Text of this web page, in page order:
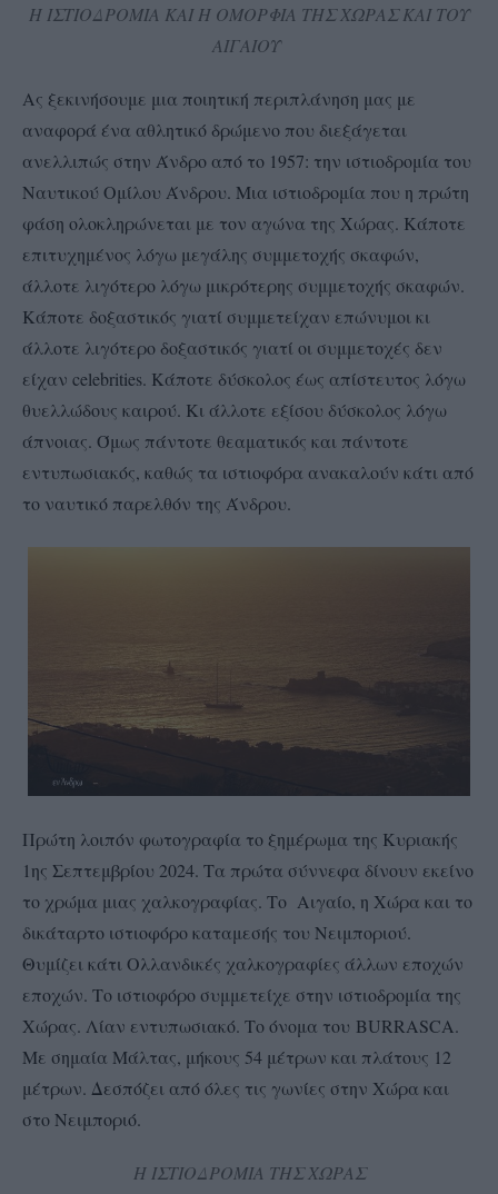
Η ΙΣΤΙΟΔΡΟΜΙΑ ΚΑΙ Η ΟΜΟΡΦΙΑ ΤΗΣ ΧΩΡΑΣ ΚΑΙ ΤΟΥ
ΑΙΓΑΙΟΥ
Ας ξεκινήσουμε μια ποιητική περιπλάνηση μας με
αναφορά ένα αθλητικό δρώμενο που διεξάγεται
ανελλιπώς στην Άνδρο από το 1957: την ιστιοδρομία του
Ναυτικού Ομίλου Άνδρου. Μια ιστιοδρομία που η πρώτη
φάση ολοκληρώνεται με τον αγώνα της Χώρας. Κάποτε
επιτυχημένος λόγω μεγάλης συμμετοχής σκαφών,
άλλοτε λιγότερο λόγω μικρότερης συμμετοχής σκαφών.
Κάποτε δοξαστικός γιατί συμμετείχαν επώνυμοι κι
άλλοτε λιγότερο δοξαστικός γιατί οι συμμετοχές δεν
είχαν celebrities. Κάποτε δύσκολος έως απίστευτος λόγω
θυελλώδους καιρού. Κι άλλοτε εξίσου δύσκολος λόγω
άπνοιας. Όμως πάντοτε θεαματικός και πάντοτε
εντυπωσιακός, καθώς τα ιστιοφόρα ανακαλούν κάτι από
το ναυτικό παρελθόν της Άνδρου.
Πρώτη λοιπόν φωτογραφία το ξημέρωμα της Κυριακής
1ης Σεπτεμβρίου 2024. Τα πρώτα σύννεφα δίνουν εκείνο
το χρώμα μιας χαλκογραφίας. Το Αιγαίο, η Χώρα και το
δικάταρτο ιστιοφόρο καταμεσής του Νειμποριού.
Θυμίζει κάτι Ολλανδικές χαλκογραφίες άλλων εποχών
εποχών. Το ιστιοφόρο συμμετείχε στην ιστιοδρομία της
Χώρας. Λίαν εντυπωσιακό. Το όνομα του BURRASCA.
Με σημαία Μάλτας, μήκους 54 μέτρων και πλάτους 12
μέτρων. Δεσπόζει από όλες τις γωνίες στην Χώρα και
στο Νειμποριό.
Η ΙΣΤΙΟΔΡΟΜΙΑ ΤΗΣ ΧΩΡΑΣ